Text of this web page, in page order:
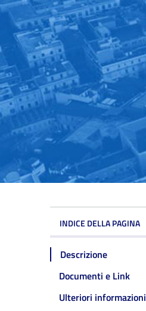
INDICE DELLA PAGINA
Descrizione
Documenti e Link
Ulteriori informazioni